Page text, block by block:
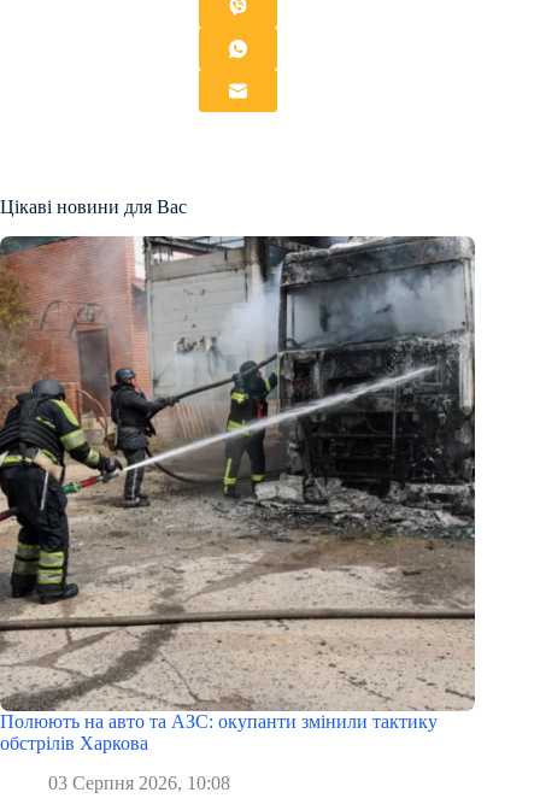
Цікаві новини для Вас
Полюють на авто та АЗС: окупанти змінили тактику
обстрілів Харкова
03 Серпня 2026, 10:08